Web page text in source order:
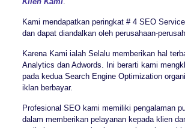
Kami mendapatkan peringkat # 4 SEO
dan dapat diandalkan oleh perusahaan-
Karena Kami ialah Selalu memberikan hal
Analytics dan Adwords. Ini berarti kami
pada kedua Search Engine Optimization
iklan berbayar.
Profesional SEO kami memiliki pengalaman
dalam memberikan pelayanan kepada klien